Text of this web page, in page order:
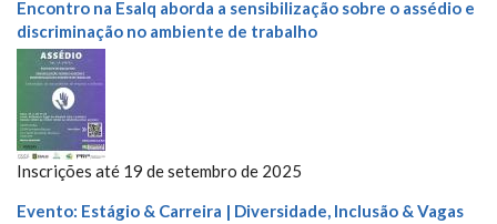
Encontro na Esalq aborda a sensibilização sobre o assédio e
discriminação no ambiente de trabalho
Inscrições até 19 de setembro de 2025
Evento: Estágio & Carreira | Diversidade, Inclusão & Vagas